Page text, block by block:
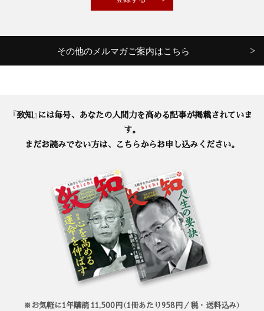
その他のメルマガご案内はこちら
『致知』には毎号、あなたの人間力を高める記事が掲載されていま
す。
まだお読みでない方は、こちらからお申し込みください。
※お気軽に1年購読 11,500円（1冊あたり958円／税・送料込み）